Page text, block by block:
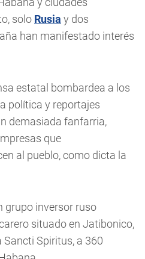
solo Rusia y dos
han manifestado interés
estatal bombardea a los
política y reportajes
demasiada fanfarria,
que
al pueblo, como dicta la
grupo inversor ruso
situado en Jatibonico,
Spiritus, a 360